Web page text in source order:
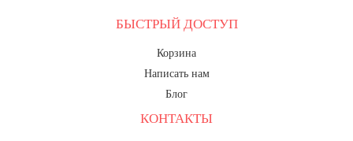
БЫСТРЫЙ ДОСТУП
Корзина
Написать нам
Блог
КОНТАКТЫ